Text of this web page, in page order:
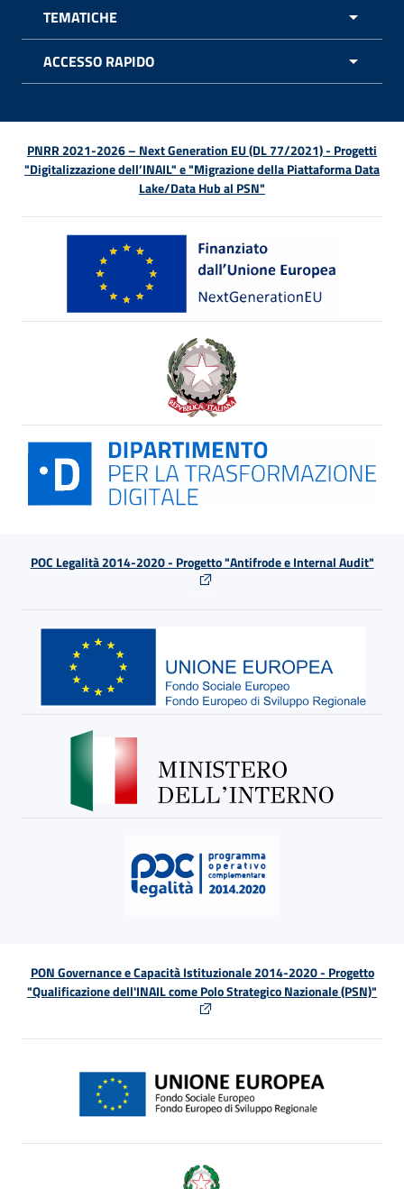
TEMATICHE
ACCESSO RAPIDO
PNRR 2021-2026 – Next Generation EU (DL 77/2021) - Progetti
"Digitalizzazione dell’INAIL" e "Migrazione della Piattaforma Data
Lake/Data Hub al PSN"
POC Legalità 2014-2020 - Progetto "Antifrode e Internal Audit"
PON Governance e Capacità Istituzionale 2014-2020 - Progetto
"Qualificazione dell'INAIL come Polo Strategico Nazionale (PSN)"